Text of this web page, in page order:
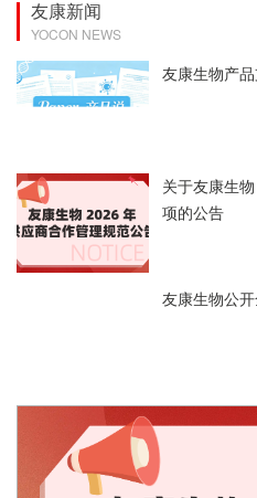
友康新闻
YOCON NEWS
友康生物产
关于友康生
项的公告
友康生物公